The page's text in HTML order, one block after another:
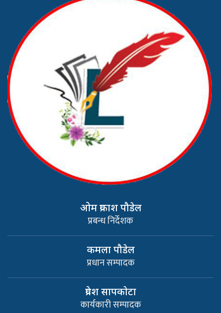
ओम प्रकाश पौडेल
प्रबन्ध निर्देशक
कमला पौडेल
प्रधान सम्पादक
प्रवेश सापकाेटा
कार्यकारी सम्पादक